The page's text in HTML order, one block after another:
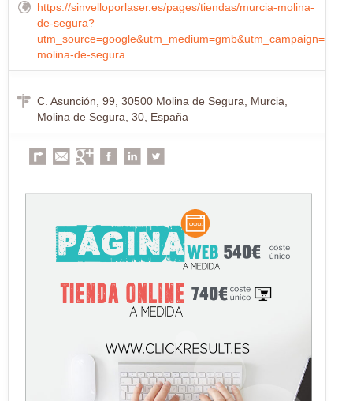
https://sinvelloporlaser.es/pages/tiendas/murcia-molina-
de-segura?
molina-de-segura
C. Asunción, 99, 30500 Molina de Segura, Murcia,
Molina de Segura, 30, España